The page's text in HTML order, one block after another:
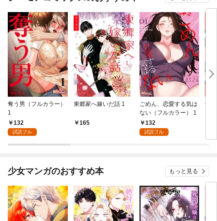
奪う男（フルカラー）
1
132
試読フル
東郷家へ嫁いだ話 1
165
ごめん、恋愛する気は
ない（フルカラー） 1
132
試読フル
十
少女マンガのおすすめ本 もっと見る